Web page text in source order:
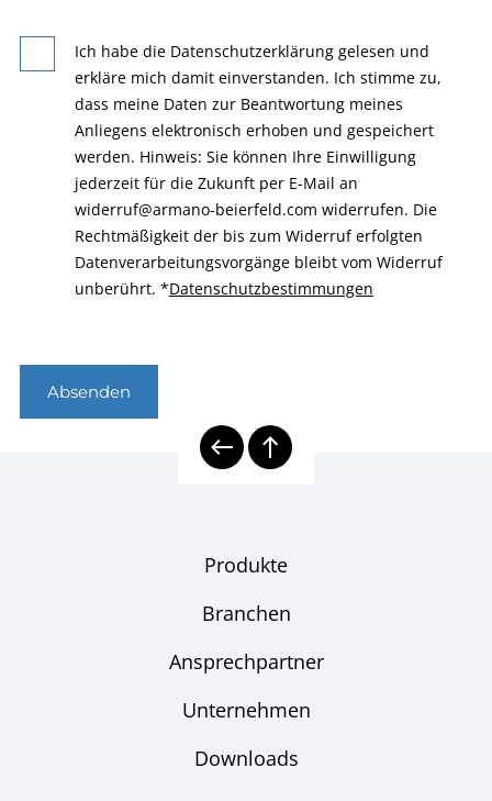
Ich habe die Datenschutzerklärung gelesen und
erkläre mich damit einverstanden. Ich stimme zu,
dass meine Daten zur Beantwortung meines
Anliegens elektronisch erhoben und gespeichert
werden. Hinweis: Sie können Ihre Einwilligung
jederzeit für die Zukunft per E-Mail an
widerruf@armano-beierfeld.com widerrufen. Die
Rechtmäßigkeit der bis zum Widerruf erfolgten
Datenverarbeitungsvorgänge bleibt vom Widerruf
unberührt. *Datenschutzbestimmungen
Absenden
Produkte
Branchen
Ansprechpartner
Unternehmen
Downloads